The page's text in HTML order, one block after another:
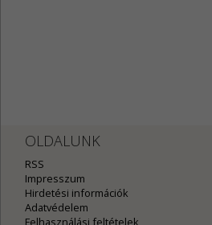
OLDALUNK
RSS
Impresszum
Hirdetési információk
Adatvédelem
Felhasználási feltételek